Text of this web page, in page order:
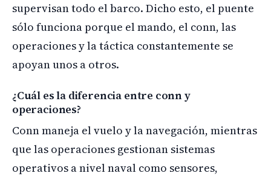
supervisan todo el barco. Dicho esto, el puente
sólo funciona porque el mando, el conn, las
operaciones y la táctica constantemente se
apoyan unos a otros.
¿Cuál es la diferencia entre conn y
operaciones?
Conn maneja el vuelo y la navegación, mientras
que las operaciones gestionan sistemas
operativos a nivel naval como sensores,